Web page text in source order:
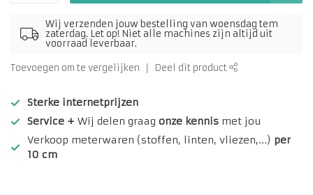
Wij verzenden jouw bestelling van woensdag tem
zaterdag. Let op! Niet alle machines zijn altijd uit
voorraad leverbaar.
Toevoegen om te vergelijken Deel dit product
Sterke internetprijzen
Service + Wij delen graag onze kennis met jou
Verkoop meterwaren (stoffen, linten, vliezen,...) per
10 cm